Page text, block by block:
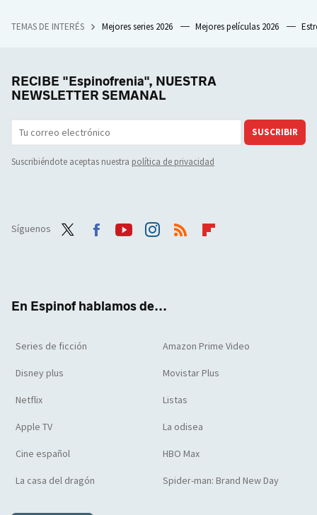
TEMAS DE INTERÉS Mejores series 2026 Mejores películas 2026
RECIBE "Espinofrenia", NUESTRA
NEWSLETTER SEMANAL
SUSCRIBIR
Suscribiéndote aceptas nuestra política de privacidad
Síguenos
En Espinof hablamos de...
Series de ficción Amazon Prime Video
Disney plus Movistar Plus
Netflix Listas
Apple TV La odisea
Cine español HBO Max
La casa del dragón Spider-man: Brand New Day